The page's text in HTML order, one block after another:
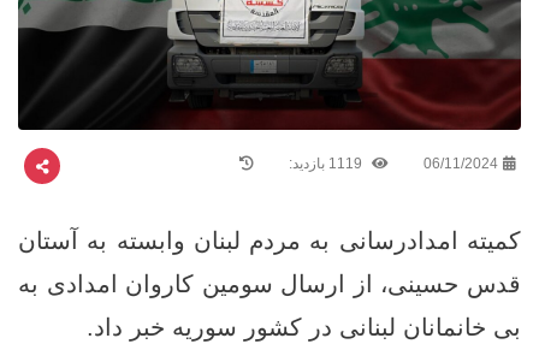
06/11/2024
کمیته امدادرسانی به مردم لبنان وابسته به آستان
قدس حسینی، از ارسال سومین کاروان امدادی به
بی خانمانان لبنانی در کشور سوریه خبر داد.